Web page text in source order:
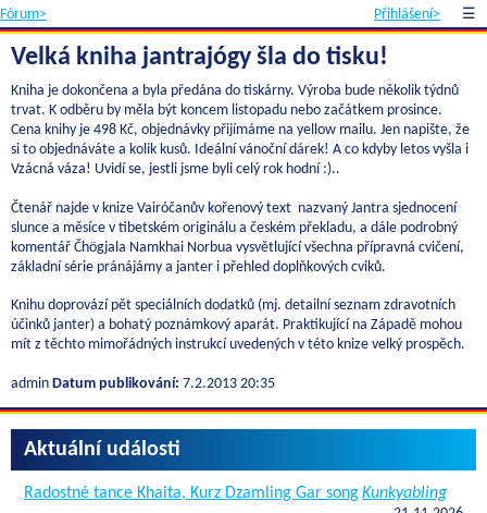
Fórum> Přihlášení> ☰
Velká kniha jantrajógy šla do tisku!
Kniha je dokončena a byla předána do tiskárny. Výroba bude několik týdnů
trvat. K odběru by měla být koncem listopadu nebo začátkem prosince.
Cena knihy je 498 Kč, objednávky přijímáme na yellow mailu. Jen napište, že
si to objednáváte a kolik kusů. Ideální vánoční dárek! A co kdyby letos vyšla i
Vzácná váza! Uvidí se, jestli jsme byli celý rok hodní :)..
Čtenář najde v knize Vairóčanův kořenový text nazvaný Jantra sjednocení
slunce a měsíce v tibetském originálu a českém překladu, a dále podrobný
komentář Čhögjala Namkhai Norbua vysvětlující všechna přípravná cvičení,
základní série pránájámy a janter i přehled doplňkových cviků.
Knihu doprovází pět speciálních dodatků (mj. detailní seznam zdravotních
účinků janter) a bohatý poznámkový aparát. Praktikující na Západě mohou
mít z těchto mimořádných instrukcí uvedených v této knize velký prospěch.
admin Datum publikování: 7.2.2013 20:35
Aktuální události
Radostné tance Khaita, Kurz Dzamling Gar songKunkyabling